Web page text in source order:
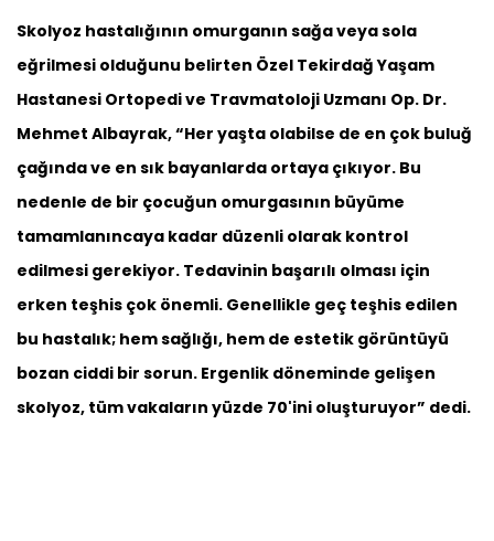
Skolyoz hastalığının omurganın sağa veya sola
eğrilmesi olduğunu belirten Özel Tekirdağ Yaşam
Hastanesi Ortopedi ve Travmatoloji Uzmanı Op. Dr.
Mehmet Albayrak, “Her yaşta olabilse de en çok buluğ
çağında ve en sık bayanlarda ortaya çıkıyor. Bu
nedenle de bir çocuğun omurgasının büyüme
tamamlanıncaya kadar düzenli olarak kontrol
edilmesi gerekiyor. Tedavinin başarılı olması için
erken teşhis çok önemli. Genellikle geç teşhis edilen
bu hastalık; hem sağlığı, hem de estetik görüntüyü
bozan ciddi bir sorun. Ergenlik döneminde gelişen
skolyoz, tüm vakaların yüzde 70'ini oluşturuyor” dedi.